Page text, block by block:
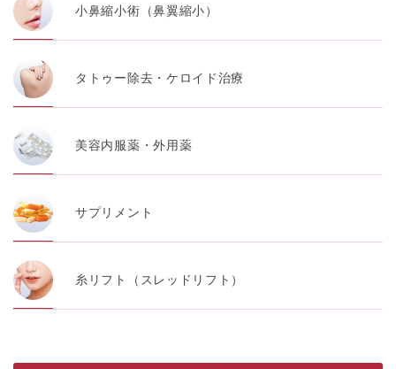
小鼻縮小術（鼻翼縮小）
タトゥー除去・ケロイド治療
美容内服薬・外用薬
サプリメント
糸リフト（スレッドリフト）